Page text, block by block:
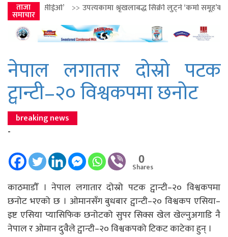
ताजा
समाचार
उपत्यकामा श्रृंखलाबद्ध सिक्री लुट्ने ‘कर्मा समूह’का नाइकेसहित पाँच पक्राउ
नेपाल लगातार दोस्रो पटक
ट्वान्टी–२० विश्वकपमा छनोट
breaking news
-
0
Shares
काठमाडौँ । नेपाल लगातार दोस्रो पटक ट्वान्टी–२० विश्वकपमा
छनोट भएको छ । ओमानसँग बुधबार ट्वान्टी–२० विश्वकप एसिया–
इष्ट एसिया प्यासिफिक छनोटको सुपर सिक्स खेल खेल्नुअगाडि नै
नेपाल र ओमान दुवैले ट्वान्टी–२० विश्वकपको टिकट काटेका हुन् ।